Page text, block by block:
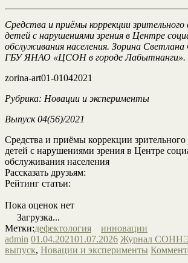
Средства и приёмы коррекции зрительного
детей с нарушениями зрения в Центре
обслуживания населения. Зорина Светлана
ГБУ ЯНАО «ЦСОН в городе Лабытнанги».
zorina-art01-01042021
Рубрика: Новации и эксперименты
Выпуск 04(56)/2021
Средства и приёмы коррекции зрительного
детей с нарушениями зрения в Центре
обслуживания населения
Рассказать друзьям:
Рейтинг статьи:
Пока оценок нет
Загрузка...
Метки:дефектология
инновации
admin 01.04.202101.07.2026 Журнал
выпуск, Новации и эксперименты